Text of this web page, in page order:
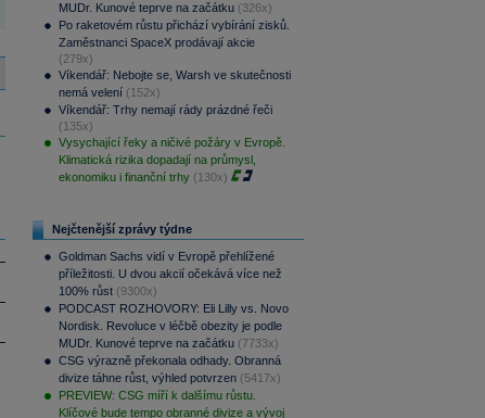
MUDr. Kunové teprve na začátku (326x)
Po raketovém růstu přichází vybírání zisků.
Zaměstnanci SpaceX prodávají akcie
(279x)
Víkendář: Nebojte se, Warsh ve skutečnosti
nemá velení (152x)
Víkendář: Trhy nemají rády prázdné řeči
(135x)
Vysychající řeky a ničivé požáry v Evropě.
Klimatická rizika dopadají na průmysl,
ekonomiku i finanční trhy (130x)
Nejčtenější zprávy týdne
Goldman Sachs vidí v Evropě přehlížené
příležitosti. U dvou akcií očekává více než
100% růst (9300x)
PODCAST ROZHOVORY: Eli Lilly vs. Novo
Nordisk. Revoluce v léčbě obezity je podle
MUDr. Kunové teprve na začátku (7733x)
CSG výrazně překonala odhady. Obranná
divize táhne růst, výhled potvrzen (5417x)
PREVIEW: CSG míří k dalšímu růstu.
Klíčové bude tempo obranné divize a vývoj